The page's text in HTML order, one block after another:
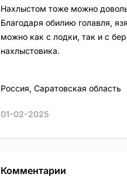
Нахлыстом тоже можно
Благодаря обилию голавля,
можно как с лодки, так и с
нахлыстовика.
Россия, Саратовская область
01-02-2025
Комментарии